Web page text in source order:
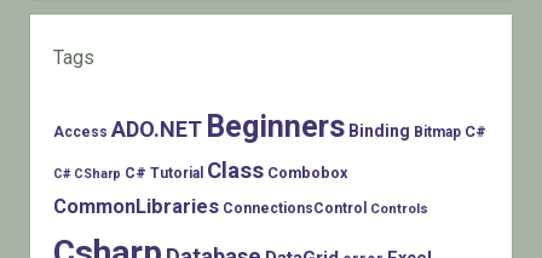
Tags
Access ADO.NET Beginners Binding Bitmap C#
C# CSharp C# Tutorial Class Combobox
CommonLibraries ConnectionsControl Controls